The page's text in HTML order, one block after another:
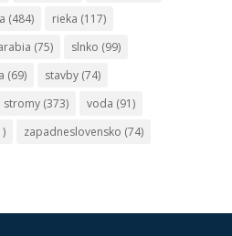
(484) rieka (117)
(75) slnko (99)
(69) stavby(74)
stromy(373) voda (91)
zapadneslovensko (74)